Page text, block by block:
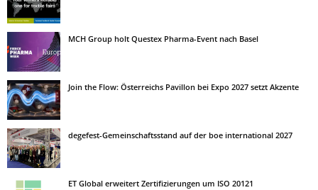
MCH Group holt Questex Pharma-Event nach Basel
Join the Flow: Österreichs Pavillon bei Expo 2027 setzt Akzente
degefest-Gemeinschaftsstand auf der boe international 2027
ET Global erweitert Zertifizierungen um ISO 20121